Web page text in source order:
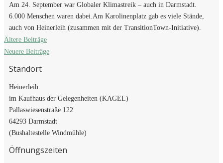
Am 24. September war Globaler Klimastreik – auch in Darmstadt.
6.000 Menschen waren dabei.Am Karolinenplatz gab es viele Stände,
auch von Heinerleih (zusammen mit der TransitionTown-Initiative).
Beitragsnavigation
Ältere Beiträge
Neuere Beiträge
Standort
Heinerleih
im Kaufhaus der Gelegenheiten (KAGEL)
Pallaswiesenstraße 122
64293 Darmstadt
(Bushaltestelle Windmühle)
Öffnungszeiten